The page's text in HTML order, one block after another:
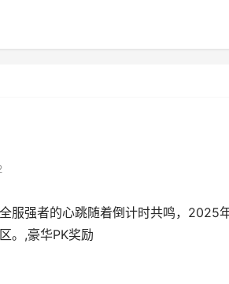
服强者的心跳随着倒计时共鸣，2025
。,豪华PK奖励